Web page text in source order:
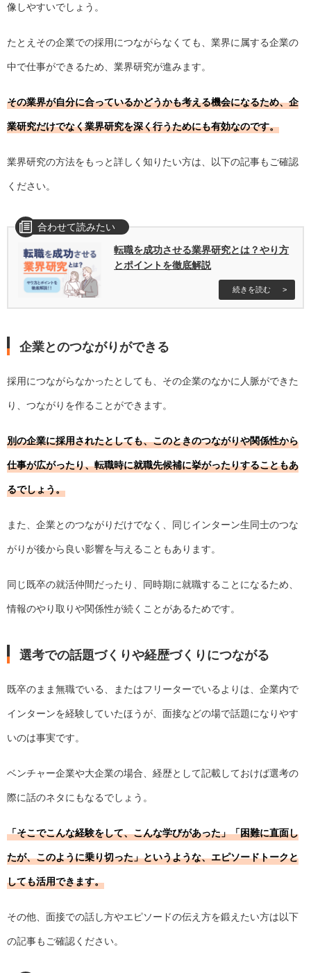
像しやすいでしょう。
たとえその企業での採用につながらなくても、業界に属する企業の
中で仕事ができるため、業界研究が進みます。
その業界が自分に合っているかどうかも考える機会になるため、企
業研究だけでなく業界研究を深く行うためにも有効なのです。
業界研究の方法をもっと詳しく知りたい方は、以下の記事もご確認
ください。
合わせて読みたい
転職を成功させる業界研究とは？やり方
とポイントを徹底解説
続きを読む
企業とのつながりができる
採用につながらなかったとしても、その企業のなかに人脈ができた
り、つながりを作ることができます。
別の企業に採用されたとしても、このときのつながりや関係性から
仕事が広がったり、転職時に就職先候補に挙がったりすることもあ
るでしょう。
また、企業とのつながりだけでなく、同じインターン生同士のつな
がりが後から良い影響を与えることもあります。
同じ既卒の就活仲間だったり、同時期に就職することになるため、
情報のやり取りや関係性が続くことがあるためです。
選考での話題づくりや経歴づくりにつながる
既卒のまま無職でいる、またはフリーターでいるよりは、企業内で
インターンを経験していたほうが、面接などの場で話題になりやす
いのは事実です。
ベンチャー企業や大企業の場合、経歴として記載しておけば選考の
際に話のネタにもなるでしょう。
「そこでこんな経験をして、こんな学びがあった」「困難に直面し
たが、このように乗り切った」というような、エピソードトークと
しても活用できます。
その他、面接での話し方やエピソードの伝え方を鍛えたい方は以下
の記事もご確認ください。